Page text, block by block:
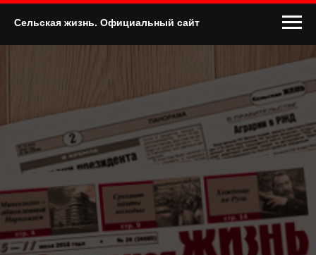
Сельская жизнь. Официальный сайт